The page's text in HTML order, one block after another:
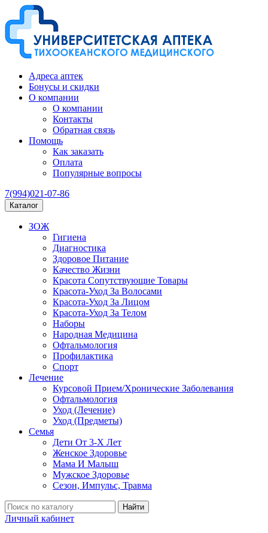
Адреса аптек
Бонусы и скидки
О компании
О компании
Контакты
Обратная связь
Помощь
Как заказать
Оплата
Популярные вопросы
7(994)021-07-86
Каталог
ЗОЖ
Гигиена
Диагностика
Здоровое Питание
Качество Жизни
Красота Сопутствующие Товары
Красота-Уход За Волосами
Красота-Уход За Лицом
Красота-Уход За Телом
Наборы
Народная Медицина
Офтальмология
Профилактика
Спорт
Лечение
Курсовой Прием/Хронические Заболевания
Офтальмология
Уход (Лечение)
Уход (Предметы)
Семья
Дети От 3-Х Лет
Женское Здоровье
Мама И Малыш
Мужское Здоровье
Сезон, Импульс, Травма
Найти
Личный кабинет